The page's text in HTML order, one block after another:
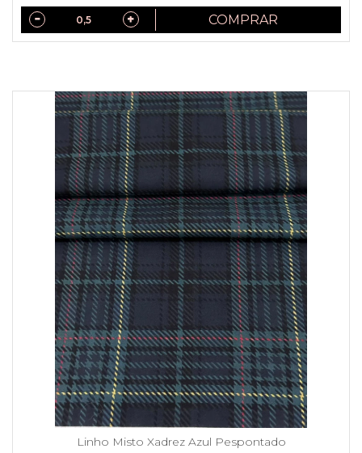
COMPRAR
Linho Misto Xadrez Azul Pespontado